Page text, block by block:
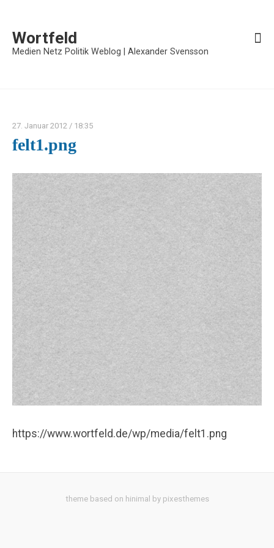
Wortfeld
Medien Netz Politik Weblog | Alexander Svensson
27. Januar 2012 / 18:35
felt1.png
https://www.wortfeld.de/wp/media/felt1.png
theme based on hinimal by pixesthemes